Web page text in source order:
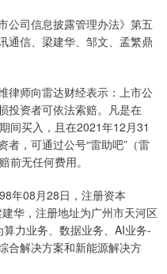
公司信息披露管理办法》第五
通信、梁建华、邹文、孟繁鼎
律师向雷达财经表示：上市公
投资者可依法索赔。凡是在
间买入，且在2021年12月31
者，可通过公号“雷助吧”（雷
前无任何费用。
年08月28日，注册资本
华，注册地址为广州市天河区
力业务、数据业务、AI业务-
合解决方案和新能源解决方